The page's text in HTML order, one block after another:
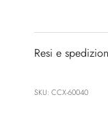
Resi e
SKU: CCX-60040